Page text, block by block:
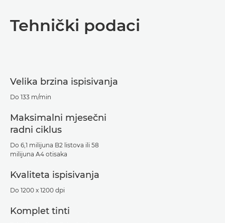
Tehnički podaci
Velika brzina ispisivanja
Do 133 m/min
Maksimalni mjesečni
radni ciklus
Do 6,1 milijuna B2 listova ili 58
milijuna A4 otisaka
Kvaliteta ispisivanja
Do 1200 x 1200 dpi
Komplet tinti